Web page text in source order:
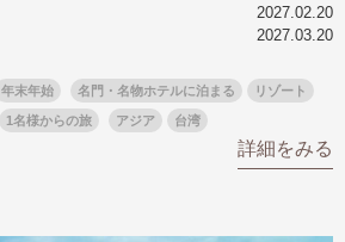
2027.02.20
2027.03.20
年末年始 名門・名物ホテルに泊まる リゾート
1名様からの旅 アジア 台湾
詳細をみる